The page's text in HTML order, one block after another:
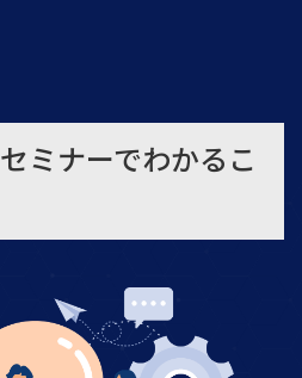
セミナーでわかるこ